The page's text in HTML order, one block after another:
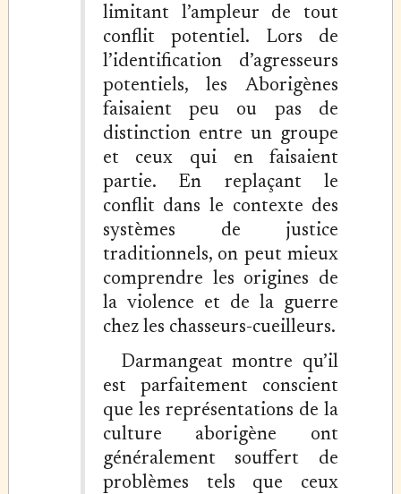
limitant l’ampleur de tout
conflit potentiel. Lors de
l’identification d’agresseurs
potentiels, les Aborigènes
faisaient peu ou pas de
distinction entre un groupe
et ceux qui en faisaient
partie. En replaçant le
conflit dans le contexte des
systèmes de justice
traditionnels, on peut mieux
comprendre les origines de
la violence et de la guerre
chez les chasseurs-cueilleurs.
Darmangeat montre qu’il
est parfaitement conscient
que les représentations de la
culture aborigène ont
généralement souffert de
problèmes tels que ceux